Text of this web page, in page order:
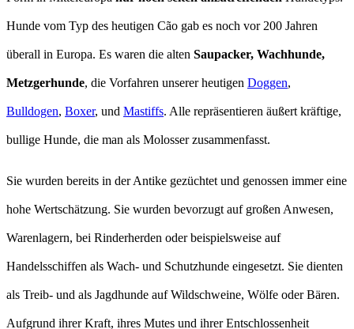
Hunde vom Typ des heutigen Cão gab es noch vor 200 Jahren
überall in Europa. Es waren die alten Saupacker, Wachhunde,
Metzgerhunde, die Vorfahren unserer heutigen Doggen,
Bulldogen, Boxer, und Mastiffs. Alle repräsentieren äußert kräftige,
bullige Hunde, die man als Molosser zusammenfasst.
Sie wurden bereits in der Antike gezüchtet und genossen immer eine
hohe Wertschätzung. Sie wurden bevorzugt auf großen Anwesen,
Warenlagern, bei Rinderherden oder beispielsweise auf
Handelsschiffen als Wach- und Schutzhunde eingesetzt. Sie dienten
als Treib- und als Jagdhunde auf Wildschweine, Wölfe oder Bären.
Aufgrund ihrer Kraft, ihres Mutes und ihrer Entschlossenheit